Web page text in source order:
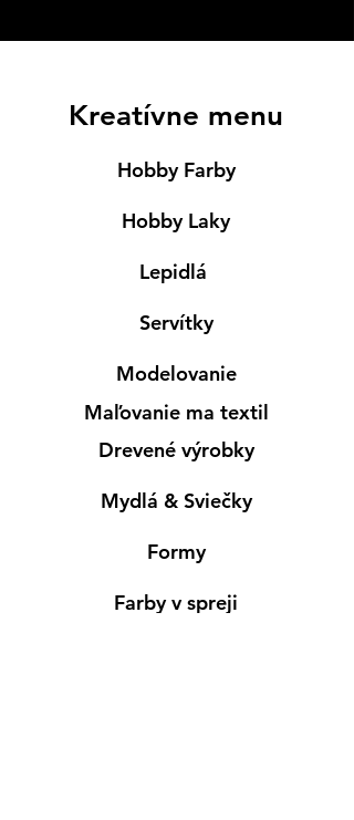
Kreatívne menu
Hobby Farby
Hobby Laky
Lepidlá
Servítky
Modelovanie
Maľovanie ma textil
Drevené výrobky
Mydlá & Sviečky
Formy
Farby v spreji